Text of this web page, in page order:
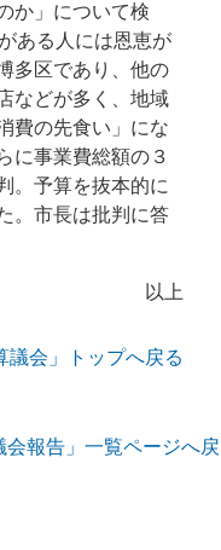
か」について検
ある人には恩恵が
多区であり、他の
などが多く、地域
費の先食い」にな
に事業費総額の３
。予算を抜本的に
。市長は批判に答
以上
議会」トップへ戻る
会報告」一覧ページへ戻